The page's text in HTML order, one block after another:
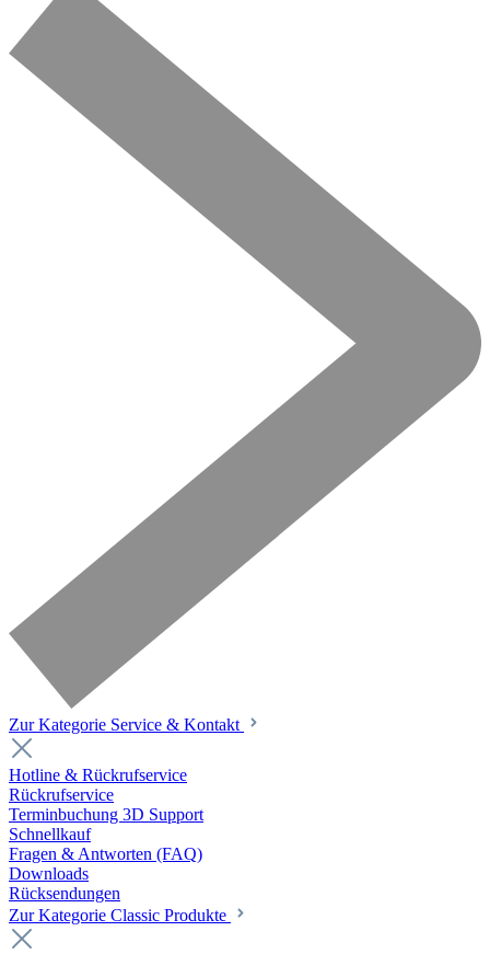
Zur Kategorie Service & Kontakt
Hotline & Rückrufservice
Rückrufservice
Terminbuchung 3D Support
Schnellkauf
Fragen & Antworten (FAQ)
Downloads
Rücksendungen
Zur Kategorie Classic Produkte